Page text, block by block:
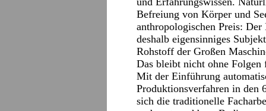
Befreiung von Körper und
anthropologischen Preis:
deshalb eigensinniges
Rohstoff der Großen
Das bleibt nicht ohne
Mit der Einführung
Produktionsverfahren in den
sich die traditionelle